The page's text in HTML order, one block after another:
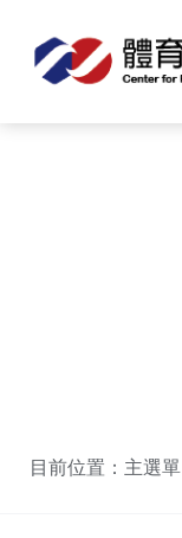
目前位置：主選單